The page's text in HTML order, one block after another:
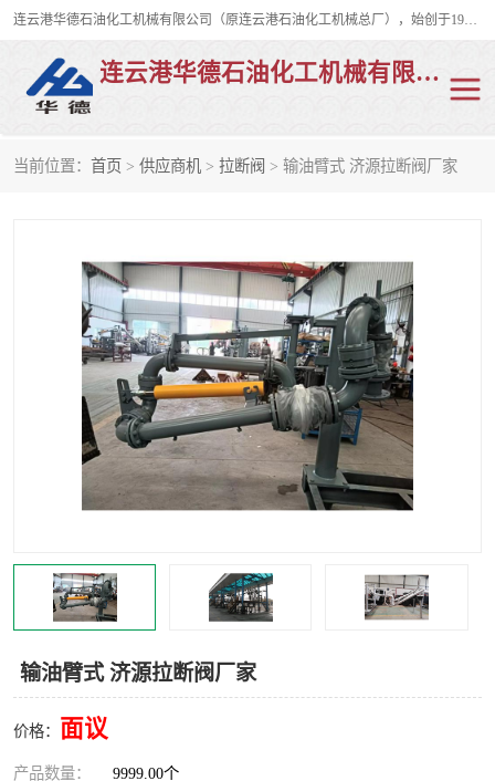
连云港华德石油化工机械有限公司（原连云港石油化工机械总厂），始创于1982年，是从事码头船用流体装卸臂、陆用流体装卸臂（鹤管）、活动梯、钢构平台、定量装车系统等全系列流体装卸设备的设计、制造、销售以及服务的专业供应商。
连云港华德石油化工机械有限公司
当前位置： 首页 > 供应商机 > 拉断阀 > 输油臂式 济源拉断阀厂家
输油臂式 济源拉断阀厂家
价格： 面议
产品数量： 9999.00个
LNG鹤管 活动梯
平台栈桥 卸车鹤管
装车鹤管 输油臂
紧急脱离干式接头 火车鹤管
汽车鹤管 顶部鹤管
底部鹤管 低温鹤管
浮动出油装置 鹤管
车臂